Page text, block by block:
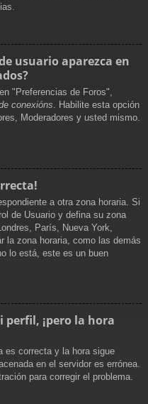
usuario aparezca en
"Preferencias de Foros",
conexións. Habilite esta opción
Moderadores y usted mismo.
a otra zona horaria. Si
de Usuario y defina su zona
París, Nueva York,
la zona horaria, como las demás
lo está, este es un buen
perfil, ¡pero la hora
es correcta y la hora sigue
en el servidor es errónea.
para corregir el problema.